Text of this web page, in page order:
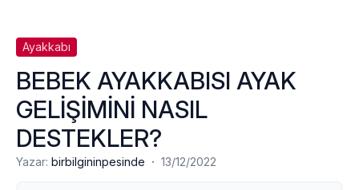
Ayakkabı
BEBEK AYAKKABISI AYAK
GELİŞİMİNİ NASIL
DESTEKLER?
Yazar: birbilgininpesinde · 13/12/2022